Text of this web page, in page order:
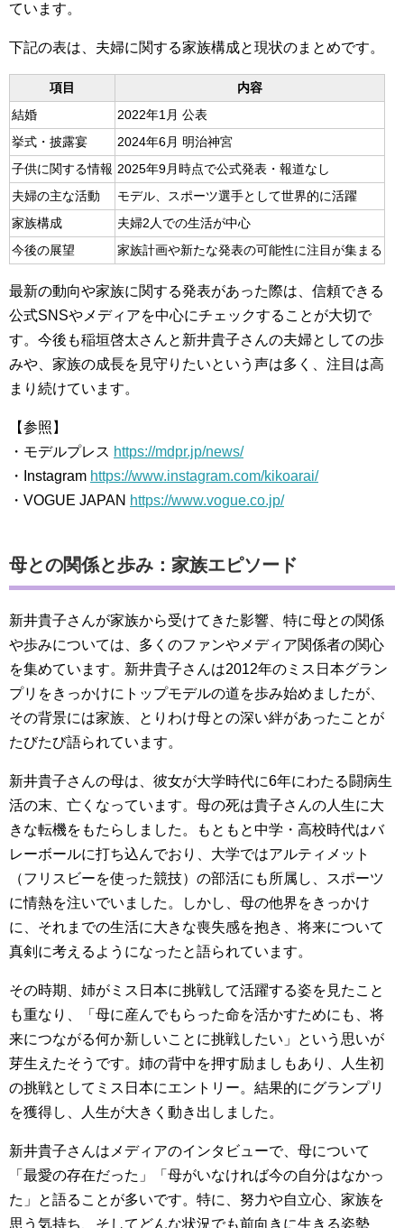
ています。
下記の表は、夫婦に関する家族構成と現状のまとめです。
項目
内容
結婚
2022年1月 公表
挙式・披露宴
2024年6月 明治神宮
子供に関する情報 2025年9月時点で公式発表・報道なし
夫婦の主な活動
モデル、スポーツ選手として世界的に活躍
家族構成
夫婦2人での生活が中心
今後の展望
家族計画や新たな発表の可能性に注目が集まる
最新の動向や家族に関する発表があった際は、信頼できる
公式SNSやメディアを中心にチェックすることが大切で
す。今後も稲垣啓太さんと新井貴子さんの夫婦としての歩
みや、家族の成長を見守りたいという声は多く、注目は高
まり続けています。
【参照】
・モデルプレス https://mdpr.jp/news/
・Instagram https://www.instagram.com/kikoarai/
・VOGUE JAPAN https://www.vogue.co.jp/
母との関係と歩み：家族エピソード
新井貴子さんが家族から受けてきた影響、特に母との関係
や歩みについては、多くのファンやメディア関係者の関心
を集めています。新井貴子さんは2012年のミス日本グラン
プリをきっかけにトップモデルの道を歩み始めましたが、
その背景には家族、とりわけ母との深い絆があったことが
たびたび語られています。
新井貴子さんの母は、彼女が大学時代に6年にわたる闘病生
活の末、亡くなっています。母の死は貴子さんの人生に大
きな転機をもたらしました。もともと中学・高校時代はバ
レーボールに打ち込んでおり、大学ではアルティメット
（フリスビーを使った競技）の部活にも所属し、スポーツ
に情熱を注いでいました。しかし、母の他界をきっかけ
に、それまでの生活に大きな喪失感を抱き、将来について
真剣に考えるようになったと語られています。
その時期、姉がミス日本に挑戦して活躍する姿を見たこと
も重なり、「母に産んでもらった命を活かすためにも、将
来につながる何か新しいことに挑戦したい」という思いが
芽生えたそうです。姉の背中を押す励ましもあり、人生初
の挑戦としてミス日本にエントリー。結果的にグランプリ
を獲得し、人生が大きく動き出しました。
新井貴子さんはメディアのインタビューで、母について
「最愛の存在だった」「母がいなければ今の自分はなかっ
た」と語ることが多いです。特に、努力や自立心、家族を
思う気持ち、そしてどんな状況でも前向きに生きる姿勢